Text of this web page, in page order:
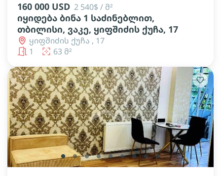
160 000 USD 2 540$ / მ²
იყიდება ბინა 1 საძინებლით,
თბილისი, ვაკე, ყიფშიძის ქუჩა, 17
ყიფშიძის ქუჩა , 17
1
63 მ²
lens lens lens lens lens lens lens lens lens